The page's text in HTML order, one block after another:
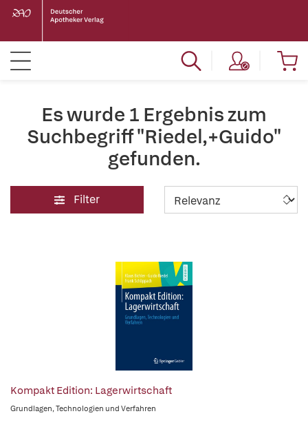
Es wurde 1 Ergebnis zum
Suchbegriff "Riedel,+Guido"
gefunden.
Filter
Kompakt Edition: Lagerwirtschaft
Grundlagen, Technologien und Verfahren